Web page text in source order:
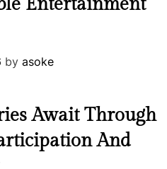
Entertainment
by asoke
Await Through
And